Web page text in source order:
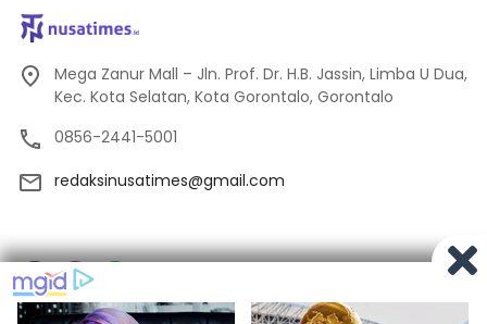
Mega Zanur Mall – Jln. Prof. Dr. H.B. Jassin, Limba U Dua,
Kec. Kota Selatan, Kota Gorontalo, Gorontalo
0856-2441-5001
redaksinusatimes@gmail.com